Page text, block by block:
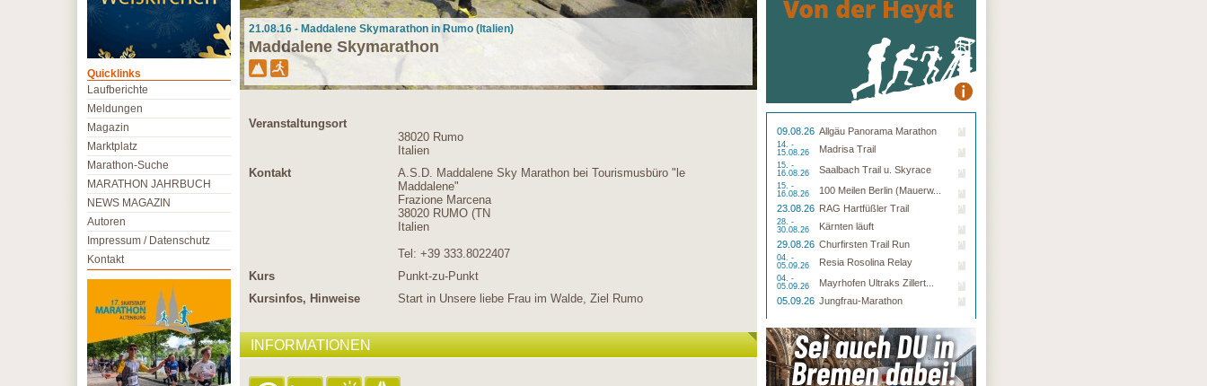
21.08.16 - Maddalene Skymarathon in Rumo (Italien)
Maddalene Skymarathon
Veranstaltungsort
38020 Rumo
Italien
Kontakt
A.S.D. Maddalene Sky Marathon bei Tourismusbüro "le
Maddalene"
Frazione Marcena
38020 RUMO (TN
Italien
Tel: +39 333.8022407
Kurs
Punkt-zu-Punkt
Kursinfos, Hinweise
Start in Unsere liebe Frau im Walde, Ziel Rumo
INFORMATIONEN
09.08.26 Allgäu Panorama Marathon
14. -
15.08.26
Madrisa Trail
15. -
16.08.26
Saalbach Trail u. Skyrace
15. -
16.08.26
100 Meilen Berlin (Mauerw...
23.08.26 RAG Hartfüßler Trail
28. -
30.08.26
Kärnten läuft
29.08.26 Churfirsten Trail Run
04. -
05.09.26
Resia Rosolina Relay
04. -
05.09.26
Mayrhofen Ultraks Zillert...
05.09.26 Jungfrau-Marathon
Quicklinks
Laufberichte
Meldungen
Magazin
Marktplatz
Marathon-Suche
MARATHON JAHRBUCH
NEWS MAGAZIN
Autoren
Impressum / Datenschutz
Kontakt